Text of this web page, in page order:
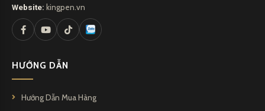
Website: kingpen.vn
HƯỚNG DẪN
Hướng Dẫn Mua Hàng